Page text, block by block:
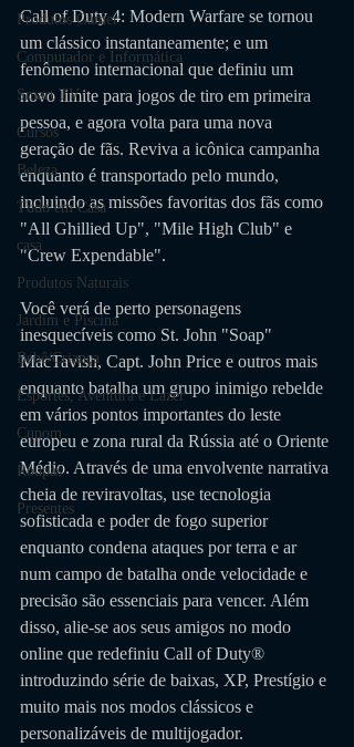
Produtos Gamer
Computador e Informática
Smart TV
Cursos
Beleza
Tudo em Casa
casa
Produtos Naturais
Jardim e Piscina
Bebê/Criança
Esportes, Aventura e Lazer
Cupom
Roupas
Presentes
Call of Duty 4: Modern Warfare se tornou
um clássico instantaneamente; e um
fenômeno internacional que definiu um
novo limite para jogos de tiro em primeira
pessoa, e agora volta para uma nova
geração de fãs. Reviva a icônica campanha
enquanto é transportado pelo mundo,
incluindo as missões favoritas dos fãs como
"All Ghillied Up", "Mile High Club" e
"Crew Expendable".
Você verá de perto personagens
inesquecíveis como St. John "Soap"
MacTavish, Capt. John Price e outros mais
enquanto batalha um grupo inimigo rebelde
em vários pontos importantes do leste
europeu e zona rural da Rússia até o Oriente
Médio. Através de uma envolvente narrativa
cheia de reviravoltas, use tecnologia
sofisticada e poder de fogo superior
enquanto condena ataques por terra e ar
num campo de batalha onde velocidade e
precisão são essenciais para vencer. Além
disso, alie-se aos seus amigos no modo
online que redefiniu Call of Duty®
introduzindo série de baixas, XP, Prestígio e
muito mais nos modos clássicos e
personalizáveis de multijogador.